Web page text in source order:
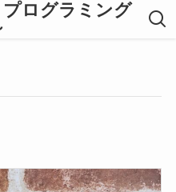
ログラミング